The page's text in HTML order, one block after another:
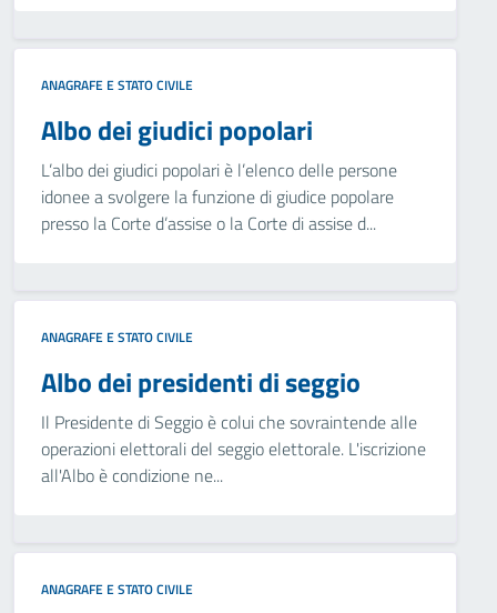
ANAGRAFE E STATO CIVILE
Albo dei giudici popolari
L’albo dei giudici popolari è l’elenco delle persone
idonee a svolgere la funzione di giudice popolare
presso la Corte d’assise o la Corte di assise d...
ANAGRAFE E STATO CIVILE
Albo dei presidenti di seggio
Il Presidente di Seggio è colui che sovraintende alle
operazioni elettorali del seggio elettorale. L'iscrizione
all'Albo è condizione ne...
ANAGRAFE E STATO CIVILE